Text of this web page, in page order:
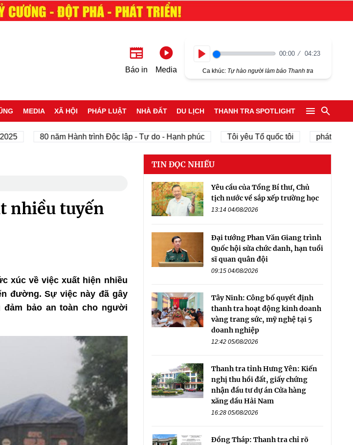
Báo in Media
00:00 04:23
Ca khúc: Tự hào người làm báo Thanh tra
MEDIA XÃ HỘI PHÁP LUẬT NHÀ ĐẤT DU LỊCH THANH TRA SPOTLIGHT
80 năm Hành trình Độc lập - Tự do - Hạnh phúc Tôi yêu Tổ quốc tôi phát triển kinh tế
nhiều tuyến
xúc về việc xuất hiện nhiều
đường. Sự việc này đã gây
bảo an toàn cho người
TIN ĐỌC NHIỀU
Yêu cầu của Tổng Bí thư, Chủ
tịch nước về sắp xếp trường học
13:14 04/08/2026
Đại tướng Phan Văn Giang trình
Quốc hội sửa chức danh, hạn tuổi
sĩ quan quân đội
09:15 04/08/2026
Tây Ninh: Công bố quyết định
thanh tra hoạt động kinh doanh
vàng trang sức, mỹ nghệ tại 5
doanh nghiệp
12:42 05/08/2026
Thanh tra tỉnh Hưng Yên: Kiến
nghị thu hồi đất, giấy chứng
nhận đầu tư dự án Cửa hàng
xăng dầu Hải Nam
16:28 05/08/2026
Đồng Tháp: Thanh tra chỉ rõ